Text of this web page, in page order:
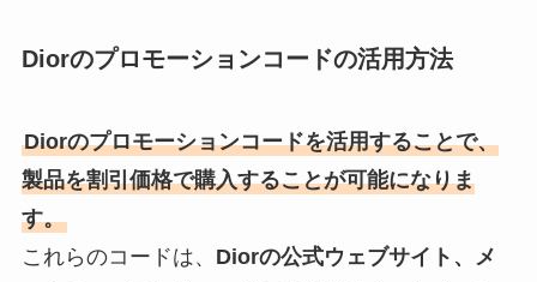
Diorのプロモーションコードの活用方法
Diorのプロモーションコードを活用することで、
製品を割引価格で購入することが可能になりま
す。
これらのコードは、 Diorの公式ウェブサイト、メ